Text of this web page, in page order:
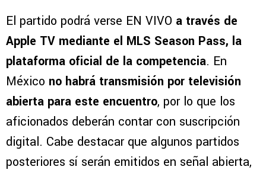
El partido podrá verse EN VIVO a través de
Apple TV mediante el MLS Season Pass, la
plataforma oficial de la competencia. En
México no habrá transmisión por televisión
abierta para este encuentro, por lo que los
aficionados deberán contar con suscripción
digital. Cabe destacar que algunos partidos
posteriores sí serán emitidos en señal abierta,